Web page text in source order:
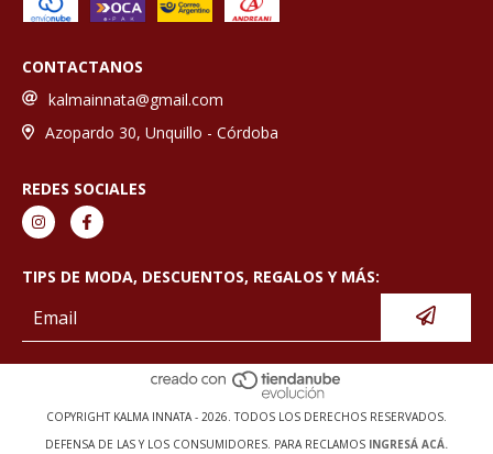
CONTACTANOS
kalmainnata@gmail.com
Azopardo 30, Unquillo - Córdoba
REDES SOCIALES
TIPS DE MODA, DESCUENTOS, REGALOS Y MÁS:
COPYRIGHT KALMA INNATA - 2026. TODOS LOS DERECHOS RESERVADOS.
DEFENSA DE LAS Y LOS CONSUMIDORES. PARA RECLAMOS INGRESÁ ACÁ.